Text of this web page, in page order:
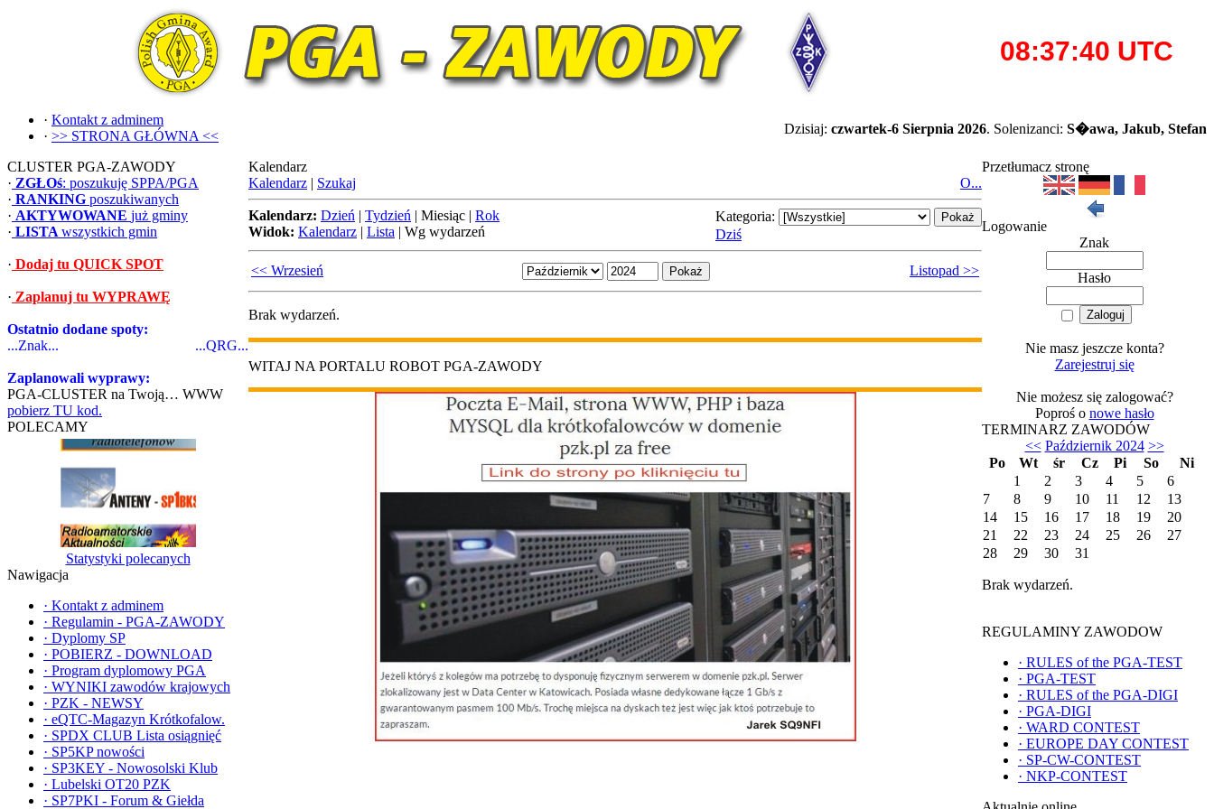
· Kontakt z adminem
· >> STRONA GŁÓWNA << Dzisiaj: czwartek-6 Sierpnia 2026. Solenizanci: S�awa, Jakub, Stefan
CLUSTER PGA-ZAWODY
· ZGŁOś: poszukuję SPPA/PGA
· RANKING poszukiwanych
· AKTYWOWANE już gminy
· LISTA wszystkich gmin
· Dodaj tu QUICK SPOT
· Zaplanuj tu WYPRAWĘ
Ostatnio dodane spoty:
...Znak...
...QRG...
Zaplanowali wyprawy:
PGA-CLUSTER na Twoją… WWW
pobierz TU kod.
POLECAMY
Statystyki polecanych
Nawigacja
· Kontakt z adminem
· Regulamin - PGA-ZAWODY
· Dyplomy SP
· POBIERZ - DOWNLOAD
· Program dyplomowy PGA
· WYNIKI zawodów krajowych
· PZK - NEWSY
· eQTC-Magazyn Krótkofalow.
· SPDX CLUB Lista osiągnięć
· SP5KP nowości
· SP3KEY - Nowosolski Klub
· Lubelski OT20 PZK
· SP7PKI - Forum & Giełda
Kalendarz
Kalendarz | Szukaj O...
Kalendarz: Dzień | Tydzień | Miesiąc | Rok
Widok: Kalendarz | Lista | Wg wydarzeń
Kategoria:
Dziś
<< Wrzesień Listopad >>
Brak wydarzeń.
WITAJ NA PORTALU ROBOT PGA-ZAWODY
Przetłumacz stronę
Logowanie
Znak
Hasło
Nie masz jeszcze konta?
Zarejestruj się
Nie możesz się zalogować?
Poproś o nowe hasło
TERMINARZ ZAWODÓW
<< Październik 2024 >>
Po
Wt śr Cz Pi So
Ni
1
2 3 4 5
6
7
8 9 10 11 12
13
14
15 16 17 18 19
20
21
22 23 24 25 26
27
28
29 30 31
Brak wydarzeń.
REGULAMINY ZAWODOW
· RULES of the PGA-TEST
· PGA-TEST
· RULES of the PGA-DIGI
· PGA-DIGI
· WARD CONTEST
· EUROPE DAY CONTEST
· SP-CW-CONTEST
· NKP-CONTEST